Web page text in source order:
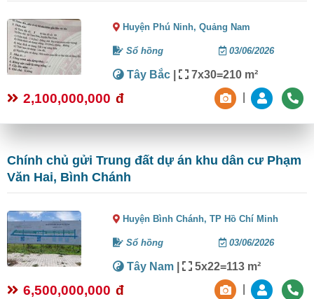
Huyện Phú Ninh,Quảng Nam
Sổ hồng 03/06/2026
Tây Bắc | 7x30=210 m²
2,100,000,000 đ
Chính chủ gửi Trung đất dự án khu dân cư Phạm
Văn Hai, Bình Chánh
Huyện Bình Chánh,TP Hồ Chí Minh
Sổ hồng 03/06/2026
Tây Nam | 5x22=113 m²
6,500,000,000 đ